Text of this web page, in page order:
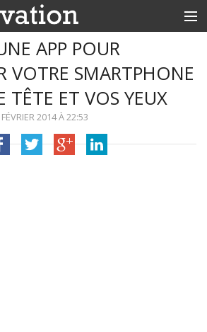
APP POUR
VOTRE SMARTPHONE
TÊTE ET VOS YEUX
2014À22:53